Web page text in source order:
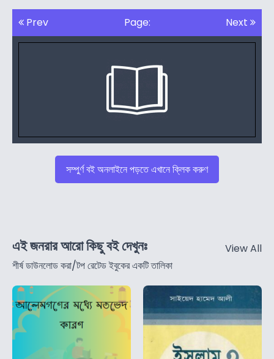
Prev Page: Next
সম্পুর্ণ বই অনলাইনে পড়তে এখানে ক্লিক করুণ
এই জনরার আরো কিছু বই দেখুনঃ
শীর্ষ ডাউনলোড করা/টপ রেটেড ইবুকের একটি তালিকা
View All